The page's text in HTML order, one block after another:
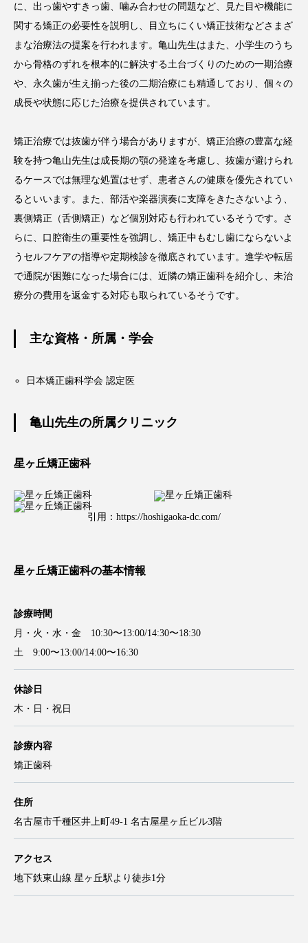
に、出っ歯やすきっ歯、噛み合わせの問題など、見た目や機能に
関する矯正の必要性を説明し、目立ちにくい矯正技術などさまざ
まな治療法の提案を行われます。亀山先生はまた、小学生のうち
から骨格のずれを根本的に解決する土台づくりのための一期治療
や、永久歯が生え揃った後の二期治療にも精通しており、個々の
成長や状態に応じた治療を提供されています。
矯正治療では抜歯が伴う場合がありますが、矯正治療の豊富な経
験を持つ亀山先生は成長期の顎の発達を考慮し、抜歯が避けられ
るケースでは無理な処置はせず、患者さんの健康を優先されてい
るといいます。また、部活や楽器演奏に支障をきたさないよう、
裏側矯正（舌側矯正）など個別対応も行われているそうです。さ
らに、口腔衛生の重要性を強調し、矯正中もむし歯にならないよ
うセルフケアの指導や定期検診を徹底されています。進学や転居
で通院が困難になった場合には、近隣の矯正歯科を紹介し、未治
療分の費用を返金する対応も取られているそうです。
主な資格・所属・学会
日本矯正歯科学会 認定医
亀山先生の所属クリニック
星ヶ丘矯正歯科
引用： https://hoshigaoka-dc.com/
星ヶ丘矯正歯科の基本情報
診療時間
月・火・水・金 10:30〜13:00/14:30〜18:30
土 9:00〜13:00/14:00〜16:30
休診日
木・日・祝日
診療内容
矯正歯科
住所
名古屋市千種区井上町49-1 名古屋星ヶ丘ビル3階
アクセス
地下鉄東山線 星ヶ丘駅より徒歩1分